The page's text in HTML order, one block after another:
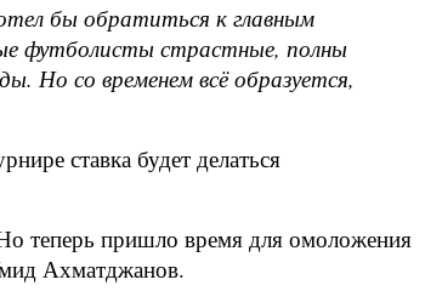
бы обратиться к главным
футболисты страстные, полны
Но со временем всё образуется,
ставка будет делаться
теперь пришло время для омоложения
Ахматджанов.